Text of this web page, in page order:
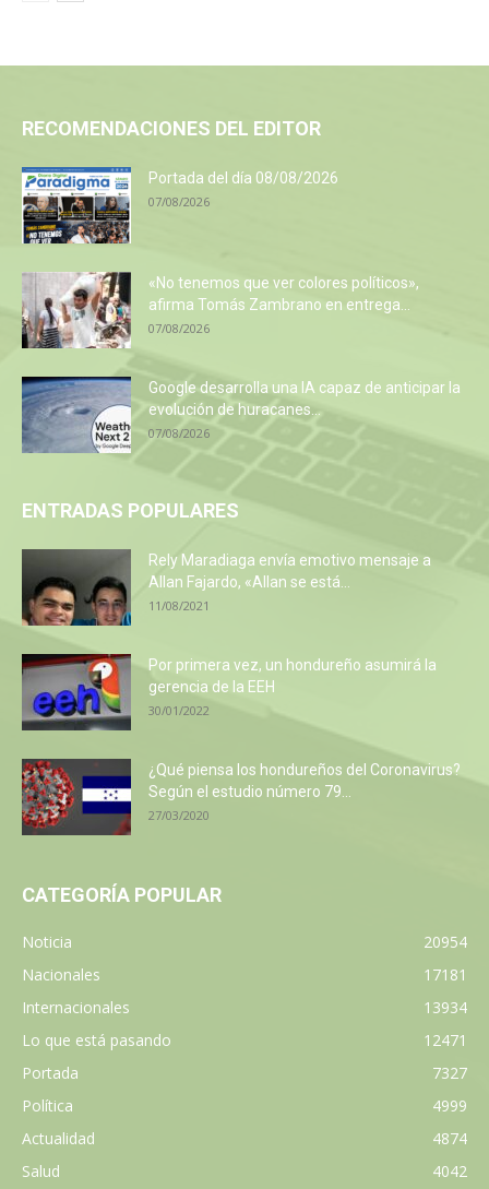
RECOMENDACIONES DEL EDITOR
Portada del día 08/08/2026
07/08/2026
«No tenemos que ver colores políticos»,
afirma Tomás Zambrano en entrega...
07/08/2026
Google desarrolla una IA capaz de anticipar la
evolución de huracanes...
07/08/2026
ENTRADAS POPULARES
Rely Maradiaga envía emotivo mensaje a
Allan Fajardo, «Allan se está...
11/08/2021
Por primera vez, un hondureño asumirá la
gerencia de la EEH
30/01/2022
¿Qué piensa los hondureños del Coronavirus?
Según el estudio número 79...
27/03/2020
CATEGORÍA POPULAR
Noticia
20954
Nacionales
17181
Internacionales
13934
Lo que está pasando
12471
Portada
7327
Política
4999
Actualidad
4874
Salud
4042